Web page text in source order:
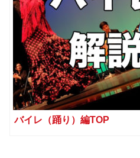
バイレ（踊り）編TOP